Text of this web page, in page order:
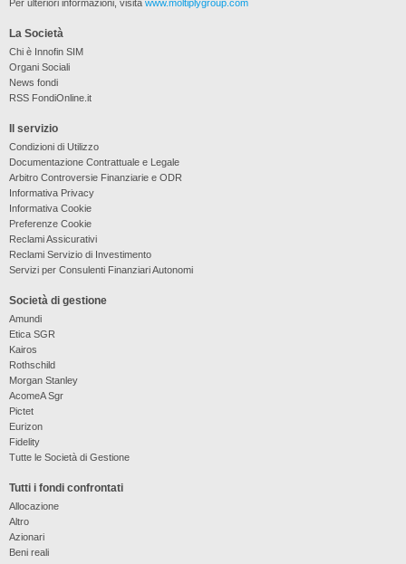
La Società
Chi è Innofin SIM
Organi Sociali
News fondi
RSS FondiOnline.it
Il servizio
Condizioni di Utilizzo
Documentazione Contrattuale e Legale
Arbitro Controversie Finanziarie e ODR
Informativa Privacy
Informativa Cookie
Preferenze Cookie
Reclami Assicurativi
Reclami Servizio di Investimento
Servizi per Consulenti Finanziari Autonomi
Società di gestione
Amundi
Etica SGR
Kairos
Rothschild
Morgan Stanley
AcomeA Sgr
Pictet
Eurizon
Fidelity
Tutte le Società di Gestione
Tutti i fondi confrontati
Allocazione
Altro
Azionari
Beni reali
Per ulteriori informazioni, visita www.moltiplygroup.com